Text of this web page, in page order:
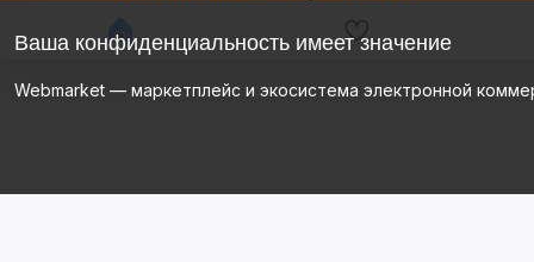
Ваша конфиденциальность имеет значение
Webmarket — маркетплейс и экосистема электронной